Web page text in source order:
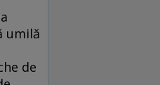
umilă
de